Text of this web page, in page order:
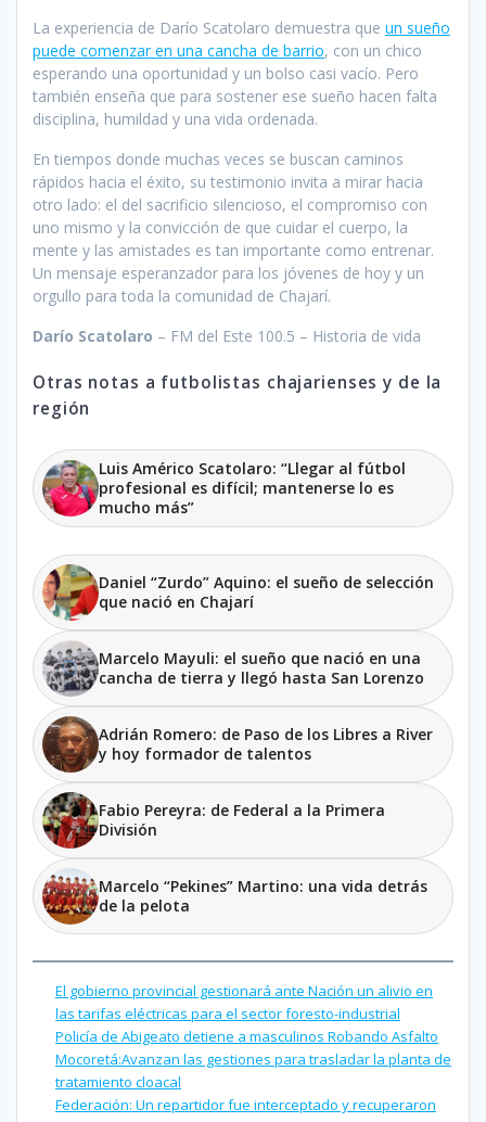
La experiencia de Darío Scatolaro demuestra que un sueño
puede comenzar en una cancha de barrio, con un chico
esperando una oportunidad y un bolso casi vacío. Pero
también enseña que para sostener ese sueño hacen falta
disciplina, humildad y una vida ordenada.
En tiempos donde muchas veces se buscan caminos
rápidos hacia el éxito, su testimonio invita a mirar hacia
otro lado: el del sacrificio silencioso, el compromiso con
uno mismo y la convicción de que cuidar el cuerpo, la
mente y las amistades es tan importante como entrenar.
Un mensaje esperanzador para los jóvenes de hoy y un
orgullo para toda la comunidad de Chajarí.
Darío Scatolaro – FM del Este 100.5 – Historia de vida
Otras notas a futbolistas chajarienses y de la
región
Luis Américo Scatolaro: “Llegar al fútbol
profesional es difícil; mantenerse lo es
mucho más”
Daniel “Zurdo” Aquino: el sueño de selección
que nació en Chajarí
Marcelo Mayuli: el sueño que nació en una
cancha de tierra y llegó hasta San Lorenzo
Adrián Romero: de Paso de los Libres a River
y hoy formador de talentos
Fabio Pereyra: de Federal a la Primera
División
Marcelo “Pekines” Martino: una vida detrás
de la pelota
El gobierno provincial gestionará ante Nación un alivio en
las tarifas eléctricas para el sector foresto-industrial
Policía de Abigeato detiene a masculinos Robando Asfalto
Mocoretá:Avanzan las gestiones para trasladar la planta de
tratamiento cloacal
Federación: Un repartidor fue interceptado y recuperaron